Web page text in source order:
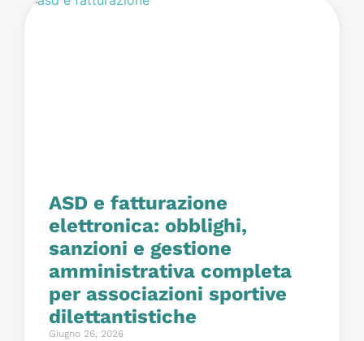
ASD e fatturazione
elettronica: obblighi,
sanzioni e gestione
amministrativa completa
per associazioni sportive
dilettantistiche
Giugno 26, 2026